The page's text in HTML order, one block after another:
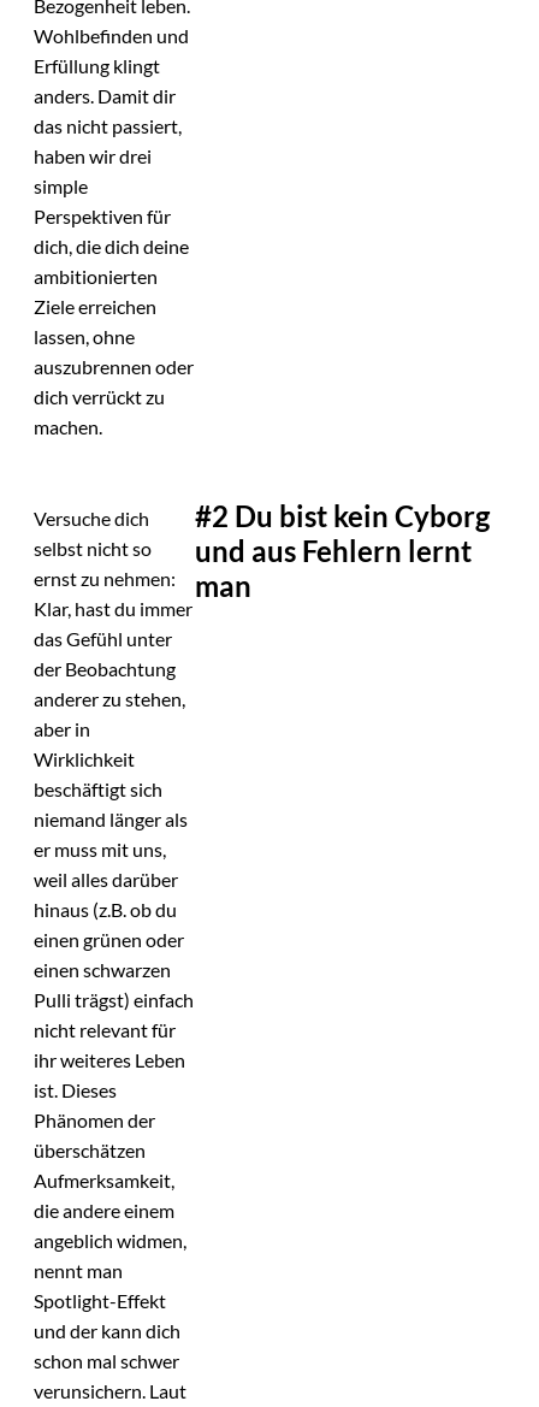
Bezogenheit leben.
Wohlbefinden und
Erfüllung klingt
anders. Damit dir
das nicht passiert,
haben wir drei
simple
Perspektiven für
dich, die dich deine
ambitionierten
Ziele erreichen
lassen, ohne
auszubrennen oder
dich verrückt zu
machen.
Versuche dich
selbst nicht so
ernst zu nehmen:
Klar, hast du immer
das Gefühl unter
der Beobachtung
anderer zu stehen,
aber in
Wirklichkeit
beschäftigt sich
niemand länger als
er muss mit uns,
weil alles darüber
hinaus (z.B. ob du
einen grünen oder
einen schwarzen
Pulli trägst) einfach
nicht relevant für
ihr weiteres Leben
ist. Dieses
Phänomen der
überschätzen
Aufmerksamkeit,
die andere einem
angeblich widmen,
nennt man
Spotlight-Effekt
und der kann dich
schon mal schwer
verunsichern. Laut
#2 Du bist kein Cyborg
und aus Fehlern lernt
man